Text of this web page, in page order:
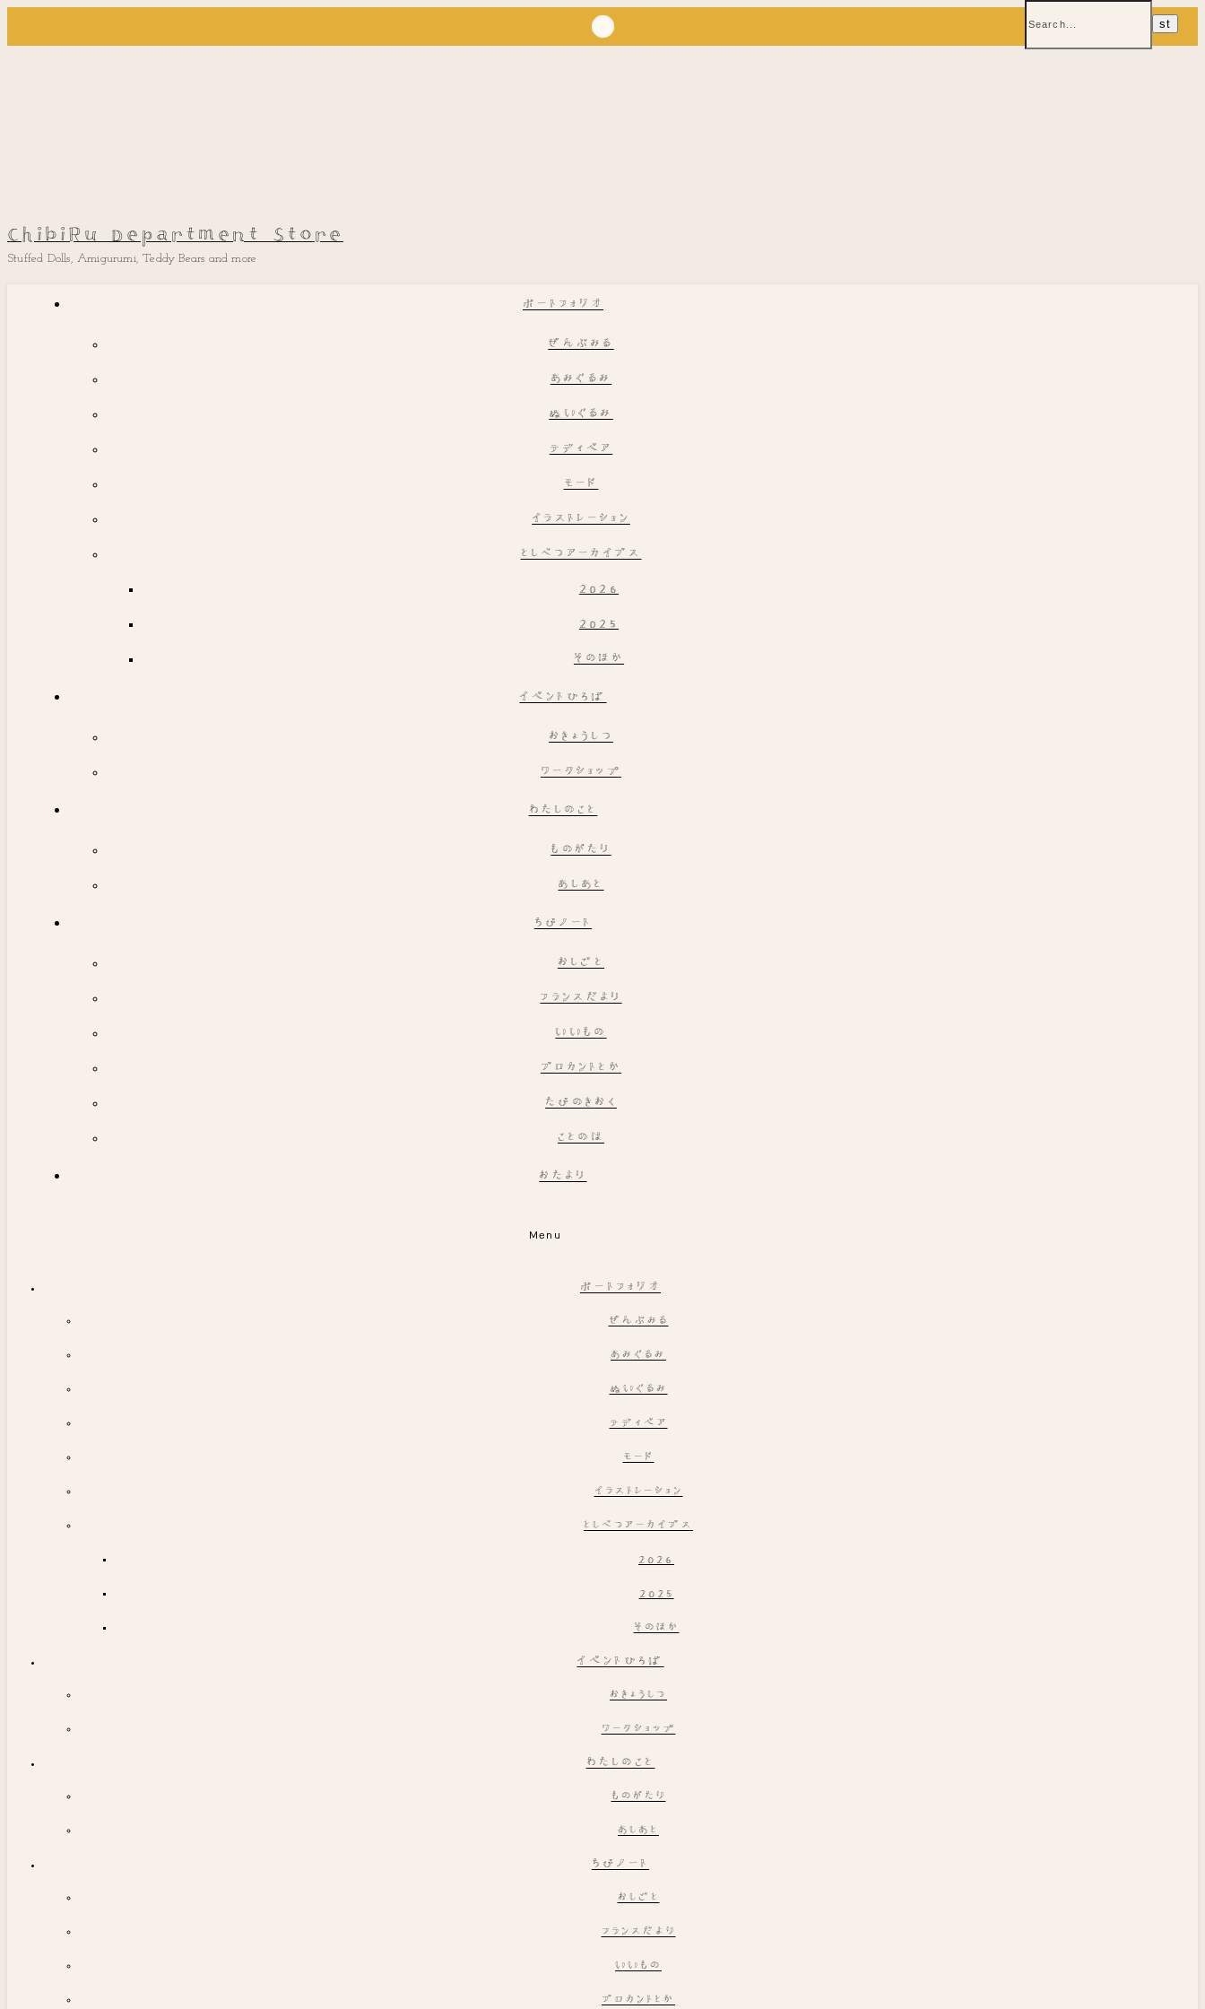
ChibiRu Department Store
Stuffed Dolls, Amigurumi, Teddy Bears and more
ポートフォリオ
ぜんぶみる
あみぐるみ
ぬいぐるみ
テディベア
モード
イラストレーション
としべつアーカイブス
2026
2025
そのほか
イベントひろば
おきょうしつ
ワークショップ
わたしのこと
ものがたり
あしあと
ちびノート
おしごと
フランスだより
いいもの
ブロカントとか
たびのきおく
ことのは
おたより
Menu
ポートフォリオ
ぜんぶみる
あみぐるみ
ぬいぐるみ
テディベア
モード
イラストレーション
としべつアーカイブス
2026
2025
そのほか
イベントひろば
おきょうしつ
ワークショップ
わたしのこと
ものがたり
あしあと
ちびノート
おしごと
フランスだより
いいもの
ブロカントとか